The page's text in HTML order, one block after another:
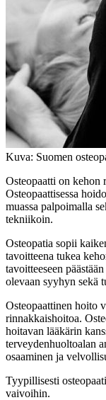
Kuva: Suomen
Osteopaatti on kehon
Osteopaattisessa
muassa palpoimalla
tekniikoin.
Osteopatia sopii
tavoitteena tukea
tavoitteeseen
olevaan syyhyn sekä
Osteopaattinen hoito
rinnakkaishoitoa.
hoitavan lääkärin
terveydenhuoltoalan
osaaminen ja
Tyypillisesti
vaivoihin.